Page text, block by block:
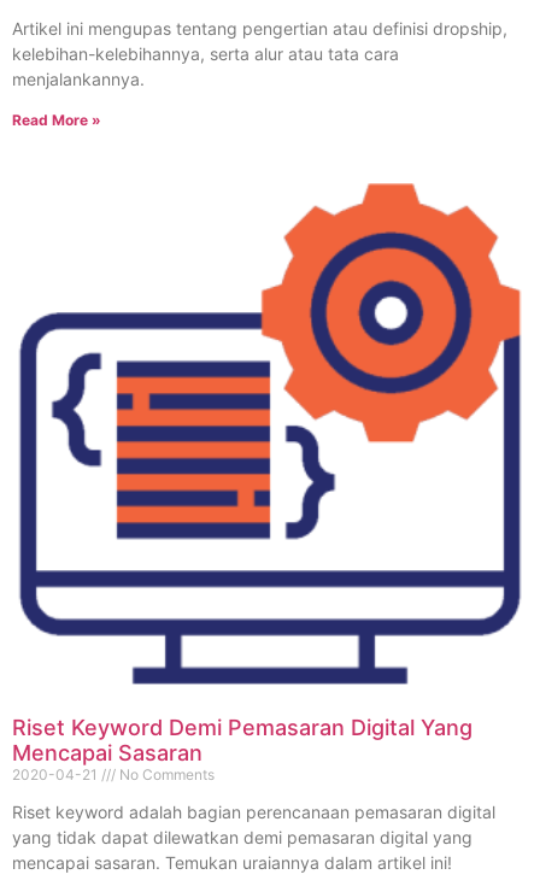
Artikel ini mengupas tentang pengertian atau definisi dropship,
kelebihan-kelebihannya, serta alur atau tata cara
menjalankannya.
Read More »
Riset Keyword Demi Pemasaran Digital Yang
Mencapai Sasaran
2020-04-21 No Comments
Riset keyword adalah bagian perencanaan pemasaran digital
yang tidak dapat dilewatkan demi pemasaran digital yang
mencapai sasaran. Temukan uraiannya dalam artikel ini!